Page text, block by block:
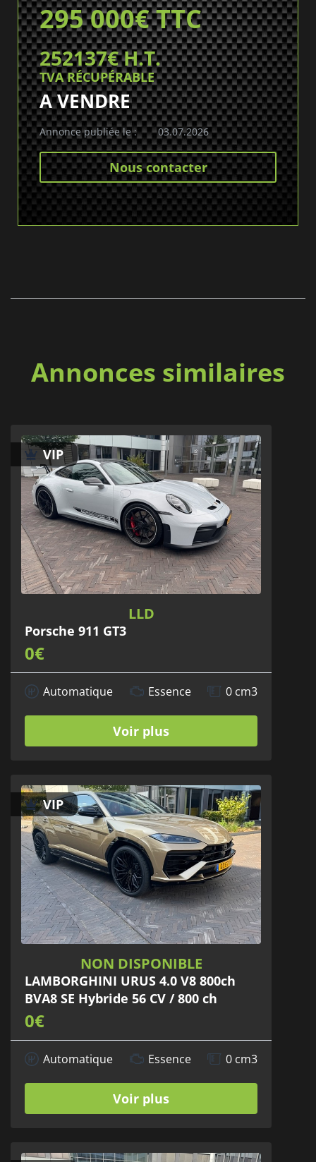
295 000€ TTC
252137€ H.T.
TVA RÉCUPÉRABLE
A VENDRE
Annonce publiée le : 03.07.2026
Nous contacter
Annonces similaires
LLD
Porsche 911 GT3
0€
Automatique Essence 0 cm3
Voir plus
VIP
NON DISPONIBLE
LAMBORGHINI URUS 4.0 V8 800ch
BVA8 SE Hybride 56 CV / 800 ch
0€
Automatique Essence 0 cm3
Voir plus
VIP